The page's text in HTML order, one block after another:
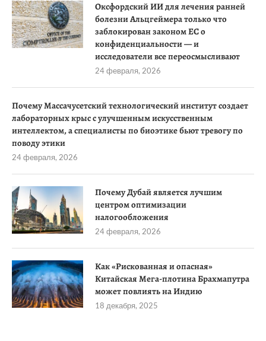
Оксфордский ИИ для лечения ранней
болезни Альцгеймера только что
заблокирован законом ЕС о
конфиденциальности — и
исследователи все переосмысливают
24 февраля, 2026
Почему Массачусетский технологический институт создает
лабораторных крыс с улучшенным искусственным
интеллектом, а специалисты по биоэтике бьют тревогу по
поводу этики
24 февраля, 2026
Почему Дубай является лучшим
центром оптимизации
налогообложения
24 февраля, 2026
Как «Рискованная и опасная»
Китайская Мега-плотина Брахмапутра
может повлиять на Индию
18 декабря, 2025